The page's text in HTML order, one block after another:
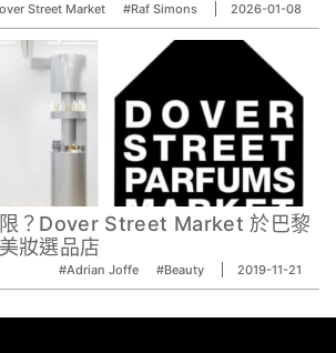
Street Market #Raf Simons 2026-01-08
？Dover Street Market 於巴黎
妝選品店
#Adrian Joffe #Beauty 2019-11-21